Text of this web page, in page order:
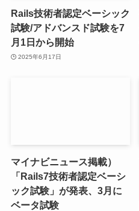
Rails技術者認定ベーシック
試験/アドバンスド試験を7
月1日から開始
2025年6月17日
マイナビニュース掲載）
「Rails7技術者認定ベーシ
ック試験」が発表、3月に
ベータ試験